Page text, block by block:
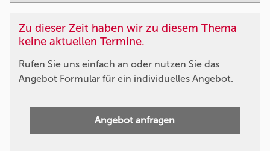
Zu dieser Zeit haben wir zu diesem Thema
keine aktuellen Termine.
Rufen Sie uns einfach an oder nutzen Sie das
Angebot Formular für ein individuelles Angebot.
Angebot anfragen